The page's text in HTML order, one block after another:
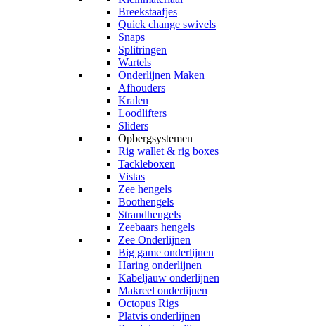
Breekstaafjes
Quick change swivels
Snaps
Splitringen
Wartels
Onderlijnen Maken
Afhouders
Kralen
Loodlifters
Sliders
Opbergsystemen
Rig wallet & rig boxes
Tackleboxen
Vistas
Zee hengels
Boothengels
Strandhengels
Zeebaars hengels
Zee Onderlijnen
Big game onderlijnen
Haring onderlijnen
Kabeljauw onderlijnen
Makreel onderlijnen
Octopus Rigs
Platvis onderlijnen